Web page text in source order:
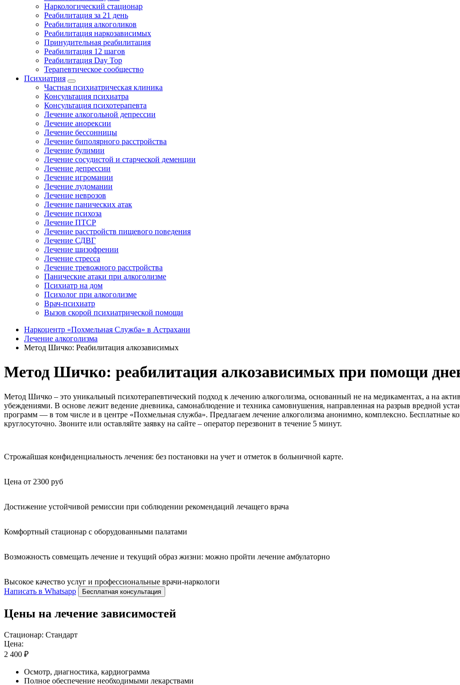
Наркологический стационар
Реабилитация за 21 день
Реабилитация алкоголиков
Реабилитация наркозависимых
Принудительная реабилитация
Реабилитация 12 шагов
Реабилитация Day Top
Терапевтическое сообщество
Психиатрия
Частная психиатрическая клиника
Консультация психиатра
Консультация психотерапевта
Лечение алкогольной депрессии
Лечение анорексии
Лечение бессонницы
Лечение биполярного расстройства
Лечение булимии
Лечение сосудистой и старческой деменции
Лечение депрессии
Лечение игромании
Лечение лудомании
Лечение неврозов
Лечение панических атак
Лечение психоза
Лечение ПТСР
Лечение расстройств пищевого поведения
Лечение СДВГ
Лечение шизофрении
Лечение стресса
Лечение тревожного расстройства
Панические атаки при алкоголизме
Психиатр на дом
Психолог при алкоголизме
Врач-психиатр
Вызов скорой психиатрической помощи
Наркоцентр «Похмельная Служба» в Астрахани
Лечение алкоголизма
Метод Шичко: Реабилитация алкозависимых
Метод Шичко: реабилитация алкозависимых при помощи
Метод Шичко – это уникальный психотерапевтический подход к лечению алкоголизма, основанный не на медикаментах, а на
убеждениями. В основе лежит ведение дневника, самонаблюдение и техника самовнушения, направленная на разрыв вредной
программ — в том числе и в центре «Похмельная служба». Предлагаем лечение алкоголизма анонимно, комплексно. Бесплатные
круглосуточно. Звоните или оставляйте заявку на сайте – оператор перезвонит в течение 5 минут.
Строжайшая конфиденциальность лечения: без постановки на учет и отметок в больничной карте.
Цена от 2300 руб
Достижение устойчивой ремиссии при соблюдении рекомендаций лечащего врача
Комфортный стационар с оборудованными палатами
Возможность совмещать лечение и текущий образ жизни: можно пройти лечение амбулаторно
Высокое качество услуг и профессиональные врачи-наркологи
Написать в Whatsapp
Бесплатная консультация
Цены на лечение зависимостей
Стационар: Стандарт
Цена:
2 400 ₽
Осмотр, диагностика, кардиограмма
Полное обеспечение необходимыми лекарствами